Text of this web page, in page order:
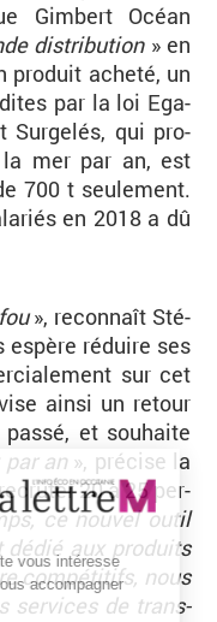
Gim­bert Océan
dis­tri­bu­tion » en
pro­duit acheté, un
par la loi Ega­
Sur­ge­lés, qui pro­
mer par an, est
700 t seule­ment.
en 2018 a dû
», re­con­naît Sté­
es­père ré­duire ses
sur cet
ainsi un re­tour
et sou­haite
par an », pré­cise la
20 à 25 per­
ce nou­vel outil
dédié aux pro­duits
com­pé­ti­tifs, nous
ser­vices de trans­